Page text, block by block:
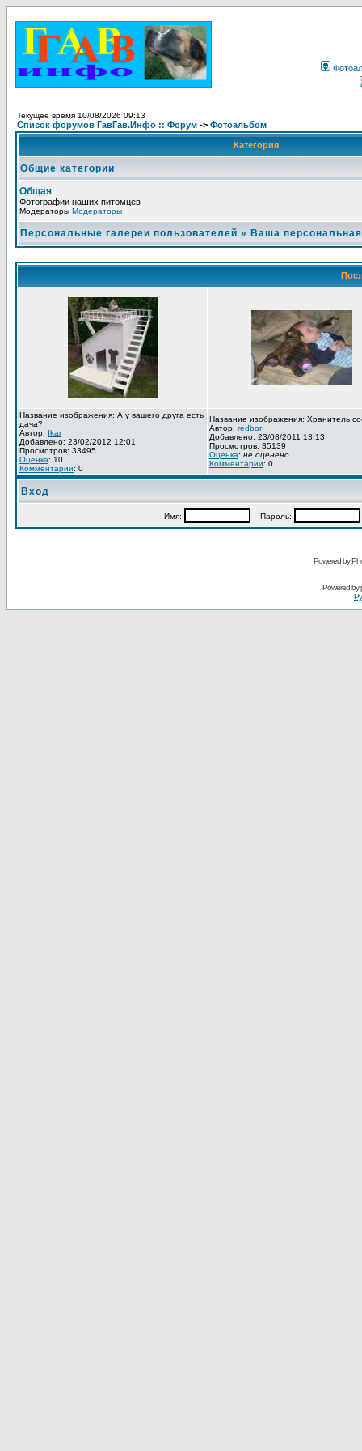
Текущее время 10/08/2026 09:13
Список форумов ГавГав.Инфо :: Форум -> Фотоальбом
Категория
Общие категории
Общая
Фотографии наших питомцев
Модераторы Модераторы
Персональные галереи пользователей » Ваша
Название изображения: А у вашего друга есть
дача?
Автор: Ikar
Добавлено: 23/02/2012 12:01
Просмотров: 33495
Оценка: 10
Комментарии: 0
Название изображения: Хранитель
Автор: redbor
Добавлено: 23/08/2011 13:13
Просмотров: 35139
Оценка: не оценено
Комментарии: 0
Вход
Имя: Пароль:
Powered by
Powered by